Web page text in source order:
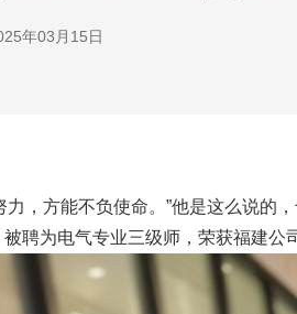
年03月15日
力，方能不负使命。”他是这么说的
聘为电气专业三级师，荣获福建